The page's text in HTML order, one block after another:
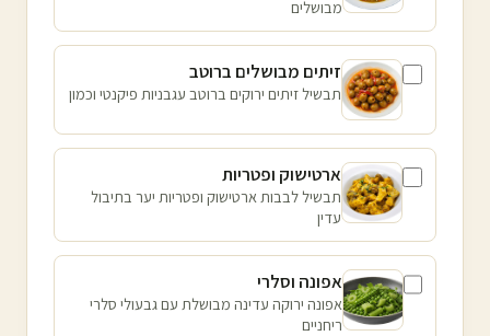
מבושלים
זיתים מבושלים ברוטב
תבשיל זיתים ירוקים ברוטב עגבניות פיקנטי וכמון
ארטישוק ופטריות
תבשיל לבבות ארטישוק ופטריות יער בתיבול
עדין
אפונה וסלרי
אפונה ירוקה עדינה מבושלת עם גבעולי סלרי
ריחניים